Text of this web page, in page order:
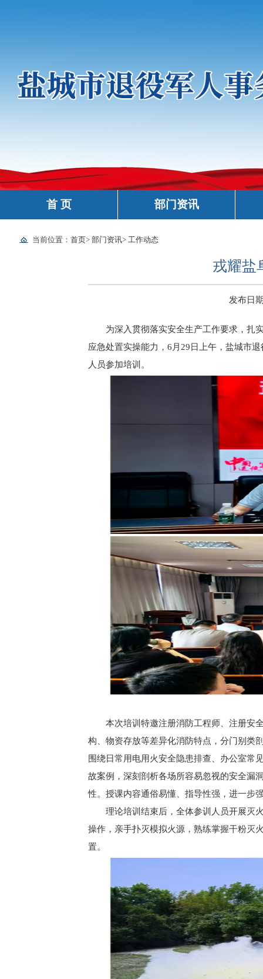
首 页 部门资讯
当前位置： 首页> 部门资讯> 工作动态
戎耀盐
发布日
为深入贯彻落实安全生产工作要求，扎
应急处置实操能力，6月29日上午，盐城市
人员参加培训。
本次培训特邀注册消防工程师、注册安
构、物资存放等差异化消防特点，分门别类
围绕日常用电用火安全隐患排查、办公室常
故案例，深刻剖析各场所容易忽视的安全漏
性。授课内容通俗易懂、指导性强，进一步
理论培训结束后，全体参训人员开展灭
操作，亲手扑灭模拟火源，熟练掌握干粉灭
置。